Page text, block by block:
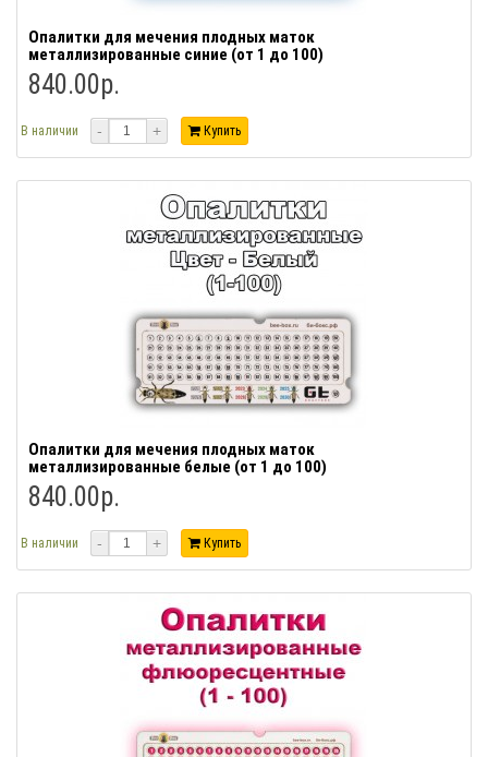
Опалитки для мечения плодных маток
металлизированные синие (от 1 до 100)
840.00р.
В наличии - + Купить
Опалитки для мечения плодных маток
металлизированные белые (от 1 до 100)
840.00р.
В наличии - + Купить